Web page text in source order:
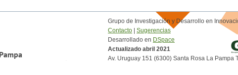
Grupo de Investigación y Desarrollo en
Contacto | Sugerencias
Desarrollado en DSpace
Actualizado abril 2021
Av. Uruguay 151 (6300) Santa Rosa La Pampa